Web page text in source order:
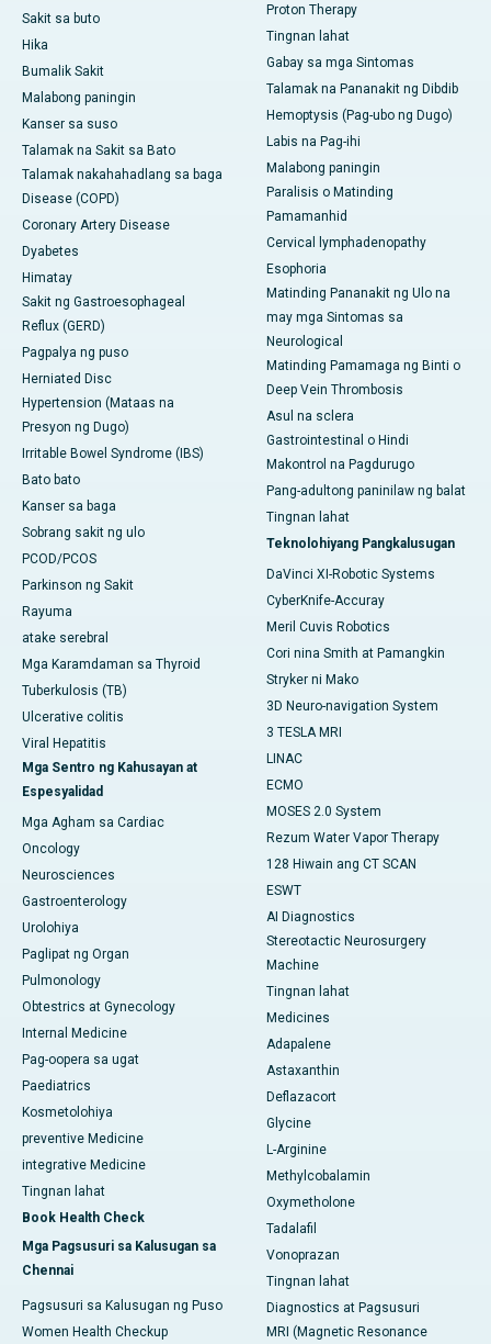
Sakit sa buto
Hika
Bumalik Sakit
Malabong paningin
Kanser sa suso
Talamak na Sakit sa Bato
Talamak nakahahadlang sa baga
Disease (COPD)
Coronary Artery Disease
Dyabetes
Himatay
Sakit ng Gastroesophageal
Reflux (GERD)
Pagpalya ng puso
Herniated Disc
Hypertension (Mataas na
Presyon ng Dugo)
Irritable Bowel Syndrome (IBS)
Bato bato
Kanser sa baga
Sobrang sakit ng ulo
PCOD/PCOS
Parkinson ng Sakit
Rayuma
atake serebral
Mga Karamdaman sa Thyroid
Tuberkulosis (TB)
Ulcerative colitis
Viral Hepatitis
Mga Sentro ng Kahusayan at
Espesyalidad
Mga Agham sa Cardiac
Oncology
Neurosciences
Gastroenterology
Urolohiya
Paglipat ng Organ
Pulmonology
Obtestrics at Gynecology
Internal Medicine
Pag-oopera sa ugat
Paediatrics
Kosmetolohiya
preventive Medicine
integrative Medicine
Tingnan lahat
Book Health Check
Mga Pagsusuri sa Kalusugan sa
Chennai
Pagsusuri sa Kalusugan ng Puso
Women Health Checkup
Proton Therapy
Tingnan lahat
Gabay sa mga Sintomas
Talamak na Pananakit ng Dibdib
Hemoptysis (Pag-ubo ng Dugo)
Labis na Pag-ihi
Malabong paningin
Paralisis o Matinding
Pamamanhid
Cervical lymphadenopathy
Esophoria
Matinding Pananakit ng Ulo na
may mga Sintomas sa
Neurological
Matinding Pamamaga ng Binti o
Deep Vein Thrombosis
Asul na sclera
Gastrointestinal o Hindi
Makontrol na Pagdurugo
Pang-adultong paninilaw ng balat
Tingnan lahat
Teknolohiyang Pangkalusugan
DaVinci XI-Robotic Systems
CyberKnife-Accuray
Meril Cuvis Robotics
Cori nina Smith at Pamangkin
Stryker ni Mako
3D Neuro-navigation System
3 TESLA MRI
LINAC
ECMO
MOSES 2.0 System
Rezum Water Vapor Therapy
128 Hiwain ang CT SCAN
ESWT
AI Diagnostics
Stereotactic Neurosurgery
Machine
Tingnan lahat
Medicines
Adapalene
Astaxanthin
Deflazacort
Glycine
L-Arginine
Methylcobalamin
Oxymetholone
Tadalafil
Vonoprazan
Tingnan lahat
Diagnostics at Pagsusuri
MRI (Magnetic Resonance